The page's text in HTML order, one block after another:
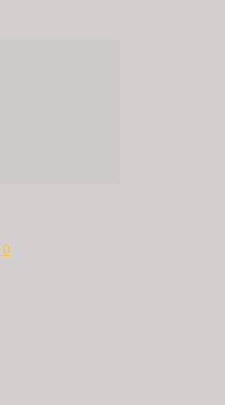
0